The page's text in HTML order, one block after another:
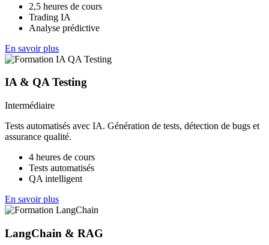
2,5 heures de cours
Trading IA
Analyse prédictive
En savoir plus
IA & QA Testing
Intermédiaire
Tests automatisés avec IA. Génération de tests, détection de bugs et
assurance qualité.
4 heures de cours
Tests automatisés
QA intelligent
En savoir plus
LangChain & RAG